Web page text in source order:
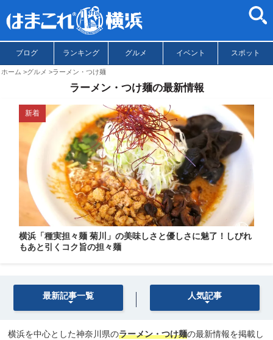
ブログ ランキング グルメ イベント スポット
ホーム グルメ ラーメン・つけ麺
ラーメン・つけ麺の最新情報
新着
横浜「種実担々麺 菊川」の美味しさと優しさに魅了！しびれ
もあと引くコク旨の担々麺
最新記事一覧 人気記事
横浜を中心とした神奈川県のラーメン・つけ麺の最新情報を掲載し